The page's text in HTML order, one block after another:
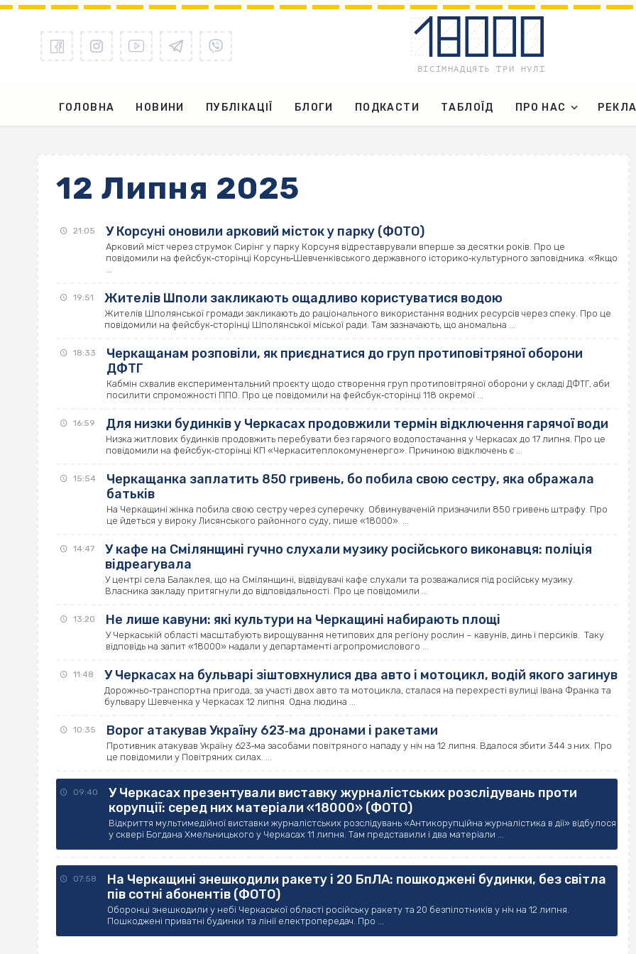
ГОЛОВНА НОВИНИ ПУБЛІКАЦІЇ БЛОГИ ПОДКАСТИ ТАБЛОЇД ПРО НАС
12 Липня 2025
21:05 У Корсуні оновили арковий місток у парку (ФОТО)
Арковий міст через струмок Сирінг у парку Корсуня відреставрували вперше за десятки років. Про це
повідомили на фейсбук‐сторінці Корсунь‐Шевченкiвського державного iсторико‐культурного заповiдника. «Якщо
...
19:51 Жителів Шполи закликають ощадливо користуватися водою
Жителів Шполянської громади закликають до раціонального використання водних ресурсів через спеку. Про це
повідомили на фейсбук‐сторінці Шполянської міської ради. Там зазначають, що аномальна ...
18:33
Черкащанам розповіли, як приєднатися до груп протиповітряної оборони
ДФТГ
Кабмін схвалив експериментальний проєкту щодо створення груп протиповітряної оборони у складі ДФТГ, аби
посилити спроможності ППО. Про це повідомили на фейсбук‐сторінці 118 окремої ...
16:59 Для низки будинків у Черкасах продовжили термін відключення гарячої води
Низка житлових будинків продовжить перебувати без гарячого водопостачання у Черкасах до 17 липня. Про це
повідомили на фейсбук‐сторінці КП «Черкаситеплокомуненерго». Причиною відключень є ...
15:54
Черкащанка заплатить 850 гривень, бо побила свою сестру, яка ображала
батьків
На Черкащині жінка побила свою сестру через суперечку. Обвинуваченій призначили 850 гривень штрафу. Про
це йдеться у вироку Лисянського районного суду, пише «18000». ...
14:47
У кафе на Смілянщині гучно слухали музику російського виконавця: поліція
відреагувала
У центрі села Балаклея, що на Смілянщині, відвідувачі кафе слухали та розважалися під російську музику.
Власника закладу притягнули до відповідальності. Про це повідомили ...
13:20 Не лише кавуни: які культури на Черкащині набирають площі
У Черкаській області масштабують вирощування нетипових для регіону рослин – кавунів, динь і персиків. Таку
відповідь на запит «18000» надали у департаменті агропромислового ...
11:48 У Черкасах на бульварі зіштовхнулися два авто і мотоцикл, водій якого загинув
Дорожньо‐транспортна пригода, за участі двох авто та мотоцикла, сталася на перехресті вулиці Івана Франка та
бульвару Шевченка у Черкасах 12 липня. Одна людина ...
10:35 Ворог атакував Україну 623‐ма дронами і ракетами
Противник атакував Україну 623‐ма засобами повітряного нападу у ніч на 12 липня. Вдалося збити 344 з них. Про
це повідомили у Повітряних силах. ...
09:40
У Черкасах презентували виставку журналістських розслідувань проти
корупції: серед них матеріали «18000» (ФОТО)
Відкриття мультимедійної виставки журналістських розслідувань «Антикорупційна журналістика в дії» відбулося
у сквері Богдана Хмельницького у Черкасах 11 липня. Там представили і два матеріали ...
07:58
На Черкащині знешкодили ракету і 20 БпЛА: пошкоджені будинки, без світла
пів сотні абонентів (ФОТО)
Оборонці знешкодили у небі Черкаської області російську ракету та 20 безпілотників у ніч на 12 липня.
Пошкоджені приватні будинки та лінії електропередач. Про ...